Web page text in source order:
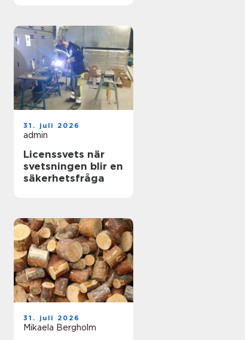
31. juli 2026
admin
Licenssvets när
svetsningen blir en
säkerhetsfråga
31. juli 2026
Mikaela Bergholm